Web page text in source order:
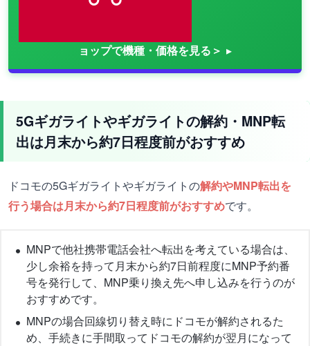
ョップで機種・価格を見る＞
5Gギガライトやギガライトの解約・MNP転
出は月末から約7日程度前がおすすめ
ドコモの5Gギガライトやギガライトの解約やMNP転出を
行う場合は月末から約7日程度前がおすすめです。
MNPで他社携帯電話会社へ転出を考えている場合は、
少し余裕を持って月末から約7日前程度にMNP予約番
号を発行して、MNP乗り換え先へ申し込みを行うのが
おすすめです。
MNPの場合回線切り替え時にドコモが解約されるた
め、手続きに手間取ってドコモの解約が翌月になって